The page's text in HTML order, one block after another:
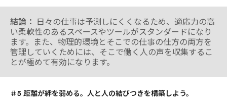
結論： 日々の仕事は予測しにくくなるため、適応力の高
い柔軟性のあるスペースやツールがスタンダードになり
ます。また、物理的環境とそこでの仕事の仕方の両方を
管理していくためには、そこで働く人の声を収集するこ
とが極めて有効になります。
＃5 距離が絆を弱める。人と人の結びつきを構築しよう。